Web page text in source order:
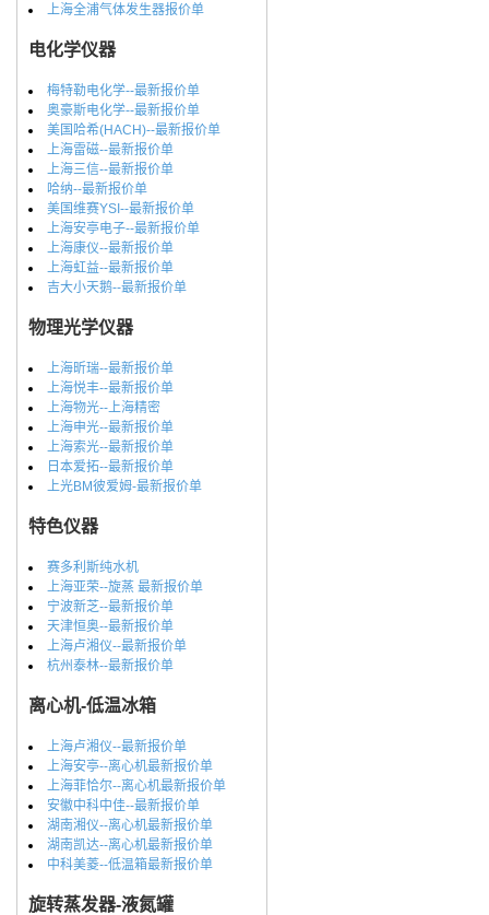
上海全浦气体发生器报价单
电化学仪器
梅特勒电化学--最新报价单
奥豪斯电化学--最新报价单
美国哈希(HACH)--最新报价单
上海雷磁--最新报价单
上海三信--最新报价单
哈纳--最新报价单
美国维赛YSI--最新报价单
上海安亭电子--最新报价单
上海康仪--最新报价单
上海虹益--最新报价单
吉大小天鹅--最新报价单
物理光学仪器
上海昕瑞--最新报价单
上海悦丰--最新报价单
上海物光--上海精密
上海申光--最新报价单
上海索光--最新报价单
日本爱拓--最新报价单
上光BM彼爱姆-最新报价单
特色仪器
赛多利斯纯水机
上海亚荣--旋蒸 最新报价单
宁波新芝--最新报价单
天津恒奥--最新报价单
上海卢湘仪--最新报价单
杭州泰林--最新报价单
离心机-低温冰箱
上海卢湘仪--最新报价单
上海安亭--离心机最新报价单
上海菲恰尔--离心机最新报价单
安徽中科中佳--最新报价单
湖南湘仪--离心机最新报价单
湖南凯达--离心机最新报价单
中科美菱--低温箱最新报价单
旋转蒸发器-液氮罐